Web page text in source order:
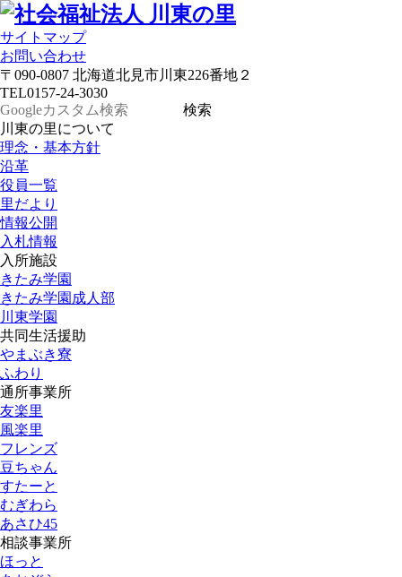
サイトマップ
お問い合わせ
〒090-0807 北海道北見市川東226番地２
TEL0157-24-3030
川東の里について
理念・基本方針
沿革
役員一覧
里だより
情報公開
入札情報
入所施設
きたみ学園
きたみ学園成人部
川東学園
共同生活援助
やまぶき寮
ふわり
通所事業所
友楽里
風楽里
フレンズ
豆ちゃん
すたーと
むぎわら
あさひ45
相談事業所
ほっと